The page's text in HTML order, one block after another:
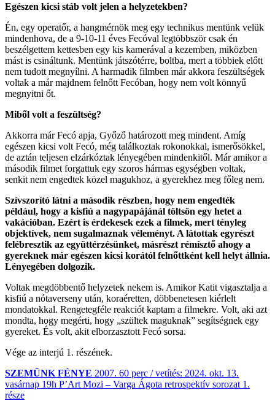
Egészen kicsi stáb volt jelen a helyzetekben?
Én, egy operatőr, a hangmérnök meg egy technikus mentünk velük
mindenhova, de a 9-10-11 éves Fecóval legtöbbször csak én
beszélgettem kettesben egy kis kamerával a kezemben, miközben
mást is csináltunk. Mentünk játszótérre, boltba, mert a többiek előtt
nem tudott megnyílni. A harmadik filmben már akkora feszültségek
voltak a már majdnem felnőtt Fecóban, hogy nem volt könnyű
megnyitni őt.
Miből volt a feszültség?
Akkorra már Fecó apja, Győző határozott meg mindent. Amíg
egészen kicsi volt Fecó, még találkoztak rokonokkal, ismerősökkel,
de aztán teljesen elzárkóztak lényegében mindenkitől. Már amikor a
második filmet forgattuk egy szoros hármas egységben voltak,
senkit nem engedtek közel magukhoz, a gyerekhez meg főleg nem.
Szívszorító látni a második részben, hogy nem engedték
például, hogy a kisfiú a nagypapájánál töltsön egy hetet a
vakációban. Ezért is érdekesek ezek a filmek, mert tényleg
objektívek, nem sugalmaznak véleményt. A látottak egyrészt
felébresztik az együttérzésünket, másrészt rémísztő ahogy a
gyereknek már egészen kicsi korától felnőttként kell helyt állnia.
Lényegében dolgozik.
Voltak megdöbbentő helyzetek nekem is. Amikor Katit vigasztalja a
kisfiú a nótaverseny után, koraéretten, döbbenetesen kiérlelt
mondatokkal. Rengetegféle reakciót kaptam a filmekre. Volt, aki azt
mondta, hogy megérti, hogy „szültek maguknak” segítségnek egy
gyereket. És volt, akit elborzasztott Fecó sorsa.
Vége az interjú 1. részének.
SZEMÜNK FÉNYE 2007. 60 perc / vetítés: 2024. okt. 13.
vasárnap 19h P’Art Mozi – Varga Ágota retrospektív sorozat 1.
része